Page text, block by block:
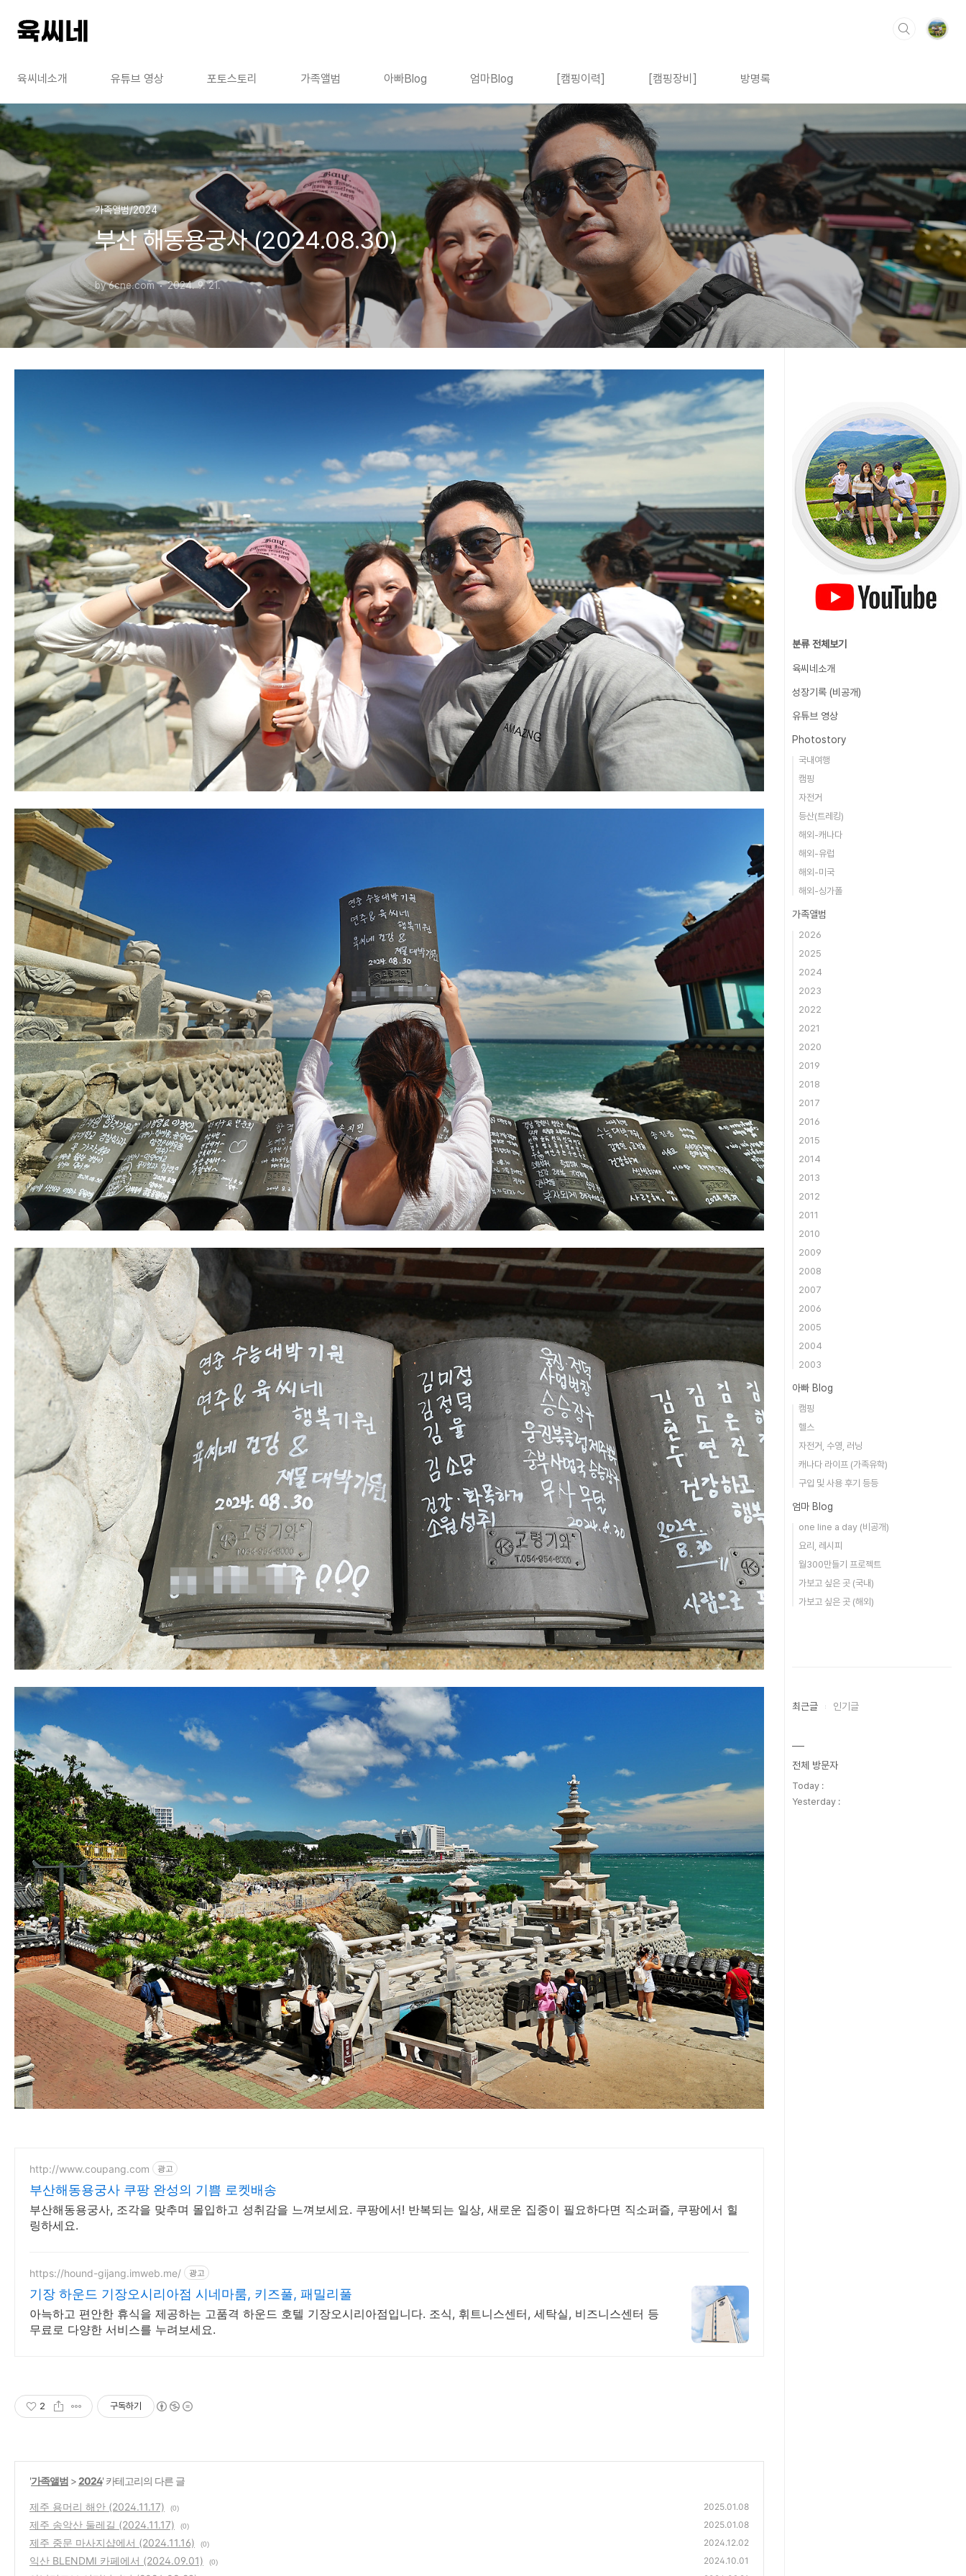
육씨네소개 유튜브 영상 포토스토리 가족앨범 아빠Blog 엄마Blog [캠핑이력] [캠핑장비] 방명록
가족앨범/2024
부산 해동용궁사 (2024.08.30)
by 6cne.com 2024. 9. 21.
http://www.coupang.com 광고
부산해동용궁사 쿠팡 완성의 기쁨 로켓배송
부산해동용궁사, 조각을 맞추며 몰입하고 성취감을 느껴보세요. 쿠팡에서! 반복되는 일상, 새로운 집중이 필요하다면 직소퍼즐, 쿠팡에서 힐
링하세요.
https://hound-gijang.imweb.me/ 광고
기장 하운드 기장오시리아점 시네마룸, 키즈풀, 패밀리풀
아늑하고 편안한 휴식을 제공하는 고품격 하운드 호텔 기장오시리아점입니다. 조식, 휘트니스센터, 세탁실, 비즈니스센터 등
무료로 다양한 서비스를 누려보세요.
2 구독하기
'가족앨범 >2024' 카테고리의 다른 글
제주 용머리 해안 (2024.11.17) (0) 2025.01.08
제주 송악산 둘레길 (2024.11.17) (0) 2025.01.08
제주 중문 마사지샵에서 (2024.11.16) (0) 2024.12.02
익산 BLENDMI 카페에서 (2024.09.01) (0) 2024.10.01
분류 전체보기
육씨네소개
성장기록 (비공개)
유튜브 영상
Photostory
국내여행
캠핑
자전거
등산(트레킹)
해외-캐나다
해외-유럽
해외-미국
해외-싱가폴
가족앨범
2026
2025
2024
2023
2022
2021
2020
2019
2018
2017
2016
2015
2014
2013
2012
2011
2010
2009
2008
2007
2006
2005
2004
2003
아빠 Blog
캠핑
헬스
자전거, 수영, 러닝
캐나다 라이프 (가족유학)
구입 및 사용 후기 등등
엄마 Blog
one line a day (비공개)
요리, 레시피
월300만들기 프로젝트
가보고 싶은 곳 (국내)
가보고 싶은 곳 (해외)
최근글 인기글
전체 방문자
Today :
Yesterday :